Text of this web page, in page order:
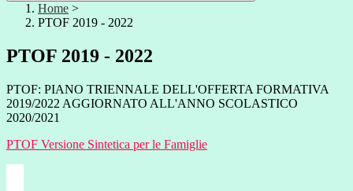
Home >
PTOF 2019 - 2022
PTOF 2019 - 2022
PTOF: PIANO TRIENNALE DELL'OFFERTA FORMATIVA
2019/2022 AGGIORNATO ALL'ANNO SCOLASTICO
2020/2021
PTOF Versione Sintetica per le Famiglie